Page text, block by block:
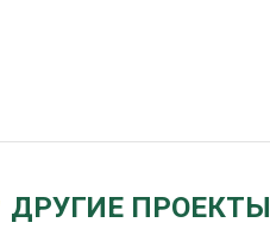
ДРУГИЕ ПРОЕКТЫ